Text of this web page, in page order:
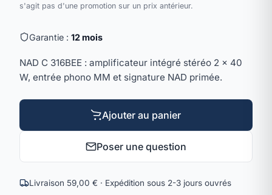
s'agit pas d'une promotion sur un prix antérieur.
Garantie : 12 mois
NAD C 316BEE : amplificateur intégré stéréo 2 × 40
W, entrée phono MM et signature NAD primée.
Ajouter au panier
Poser une question
Livraison 59,00 € · Expédition sous 2-3 jours ouvrés